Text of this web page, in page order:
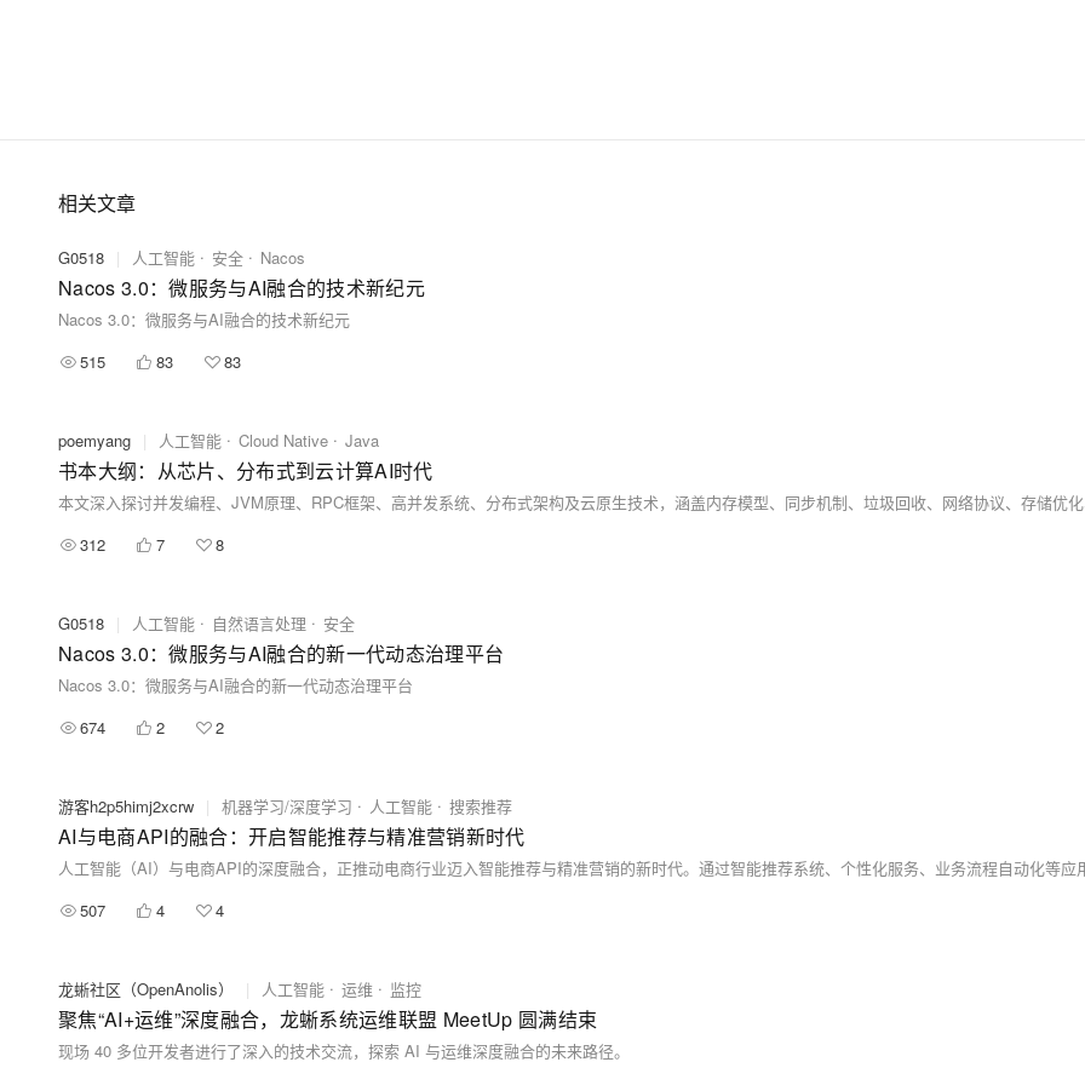
相关文章
G0518 | 人工智能 安全 Nacos
Nacos 3.0：微服务与AI融合的技术新纪元
Nacos 3.0：微服务与AI融合的技术新纪元
515
83 83
poemyang | 人工智能 Cloud Native Java
书本大纲：从芯片、分布式到云计算AI时代
312
7 8
G0518 | 人工智能 自然语言处理 安全
Nacos 3.0：微服务与AI融合的新一代动态治理平台
Nacos 3.0：微服务与AI融合的新一代动态治理平台
674
2 2
游客h2p5himj2xcrw | 机器学习/深度学习 人工智能 搜索推荐
AI与电商API的融合：开启智能推荐与精准营销新时代
507
4 4
龙蜥社区（OpenAnolis） | 人工智能 运维 监控
聚焦“AI+运维”深度融合，龙蜥系统运维联盟 MeetUp 圆满结束
现场 40 多位开发者进行了深入的技术交流，探索 AI 与运维深度融合的未来路径。